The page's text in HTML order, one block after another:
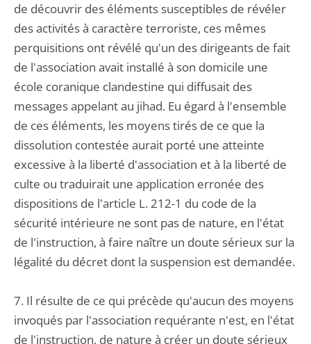
de découvrir des éléments susceptibles de révéler
des activités à caractère terroriste, ces mêmes
perquisitions ont révélé qu'un des dirigeants de fait
de l'association avait installé à son domicile une
école coranique clandestine qui diffusait des
messages appelant au jihad. Eu égard à l'ensemble
de ces éléments, les moyens tirés de ce que la
dissolution contestée aurait porté une atteinte
excessive à la liberté d'association et à la liberté de
culte ou traduirait une application erronée des
dispositions de l'article L. 212-1 du code de la
sécurité intérieure ne sont pas de nature, en l'état
de l'instruction, à faire naître un doute sérieux sur la
légalité du décret dont la suspension est demandée.
7. Il résulte de ce qui précède qu'aucun des moyens
invoqués par l'association requérante n'est, en l'état
de l'instruction, de nature à créer un doute sérieux